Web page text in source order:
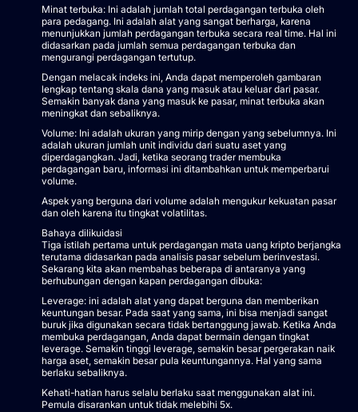
Minat terbuka: Ini adalah jumlah total perdagangan terbuka oleh
para pedagang. Ini adalah alat yang sangat berharga, karena
menunjukkan jumlah perdagangan terbuka secara real time. Hal ini
didasarkan pada jumlah semua perdagangan terbuka dan
mengurangi perdagangan tertutup.
Dengan melacak indeks ini, Anda dapat memperoleh gambaran
lengkap tentang skala dana yang masuk atau keluar dari pasar.
Semakin banyak dana yang masuk ke pasar, minat terbuka akan
meningkat dan sebaliknya.
Volume: Ini adalah ukuran yang mirip dengan yang sebelumnya. Ini
adalah ukuran jumlah unit individu dari suatu aset yang
diperdagangkan. Jadi, ketika seorang trader membuka
perdagangan baru, informasi ini ditambahkan untuk memperbarui
volume.
Aspek yang berguna dari volume adalah mengukur kekuatan pasar
dan oleh karena itu tingkat volatilitas.
Bahaya dilikuidasi
Tiga istilah pertama untuk perdagangan mata uang kripto berjangka
terutama didasarkan pada analisis pasar sebelum berinvestasi.
Sekarang kita akan membahas beberapa di antaranya yang
berhubungan dengan kapan perdagangan dibuka:
Leverage: ini adalah alat yang dapat berguna dan memberikan
keuntungan besar. Pada saat yang sama, ini bisa menjadi sangat
buruk jika digunakan secara tidak bertanggung jawab. Ketika Anda
membuka perdagangan, Anda dapat bermain dengan tingkat
leverage. Semakin tinggi leverage, semakin besar pergerakan naik
harga aset, semakin besar pula keuntungannya. Hal yang sama
berlaku sebaliknya.
Kehati-hatian harus selalu berlaku saat menggunakan alat ini.
Pemula disarankan untuk tidak melebihi 5x.